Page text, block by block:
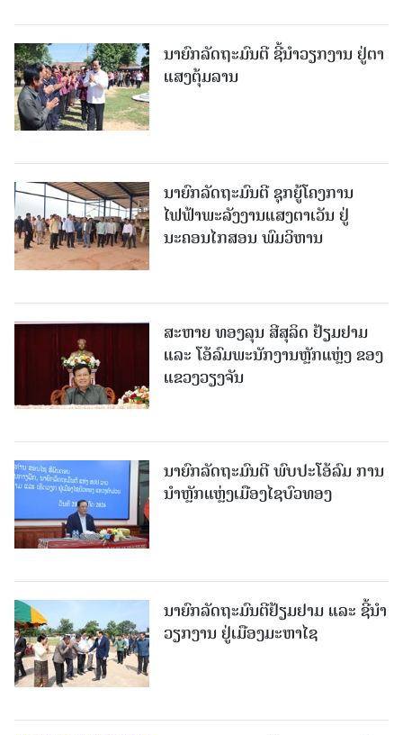
ນາຍົກລັດຖະມົນຕີ ຊີ້ນຳວຽກງານ ຢູ່ຕາ
ແສງຕຸ້ມລານ
ນາຍົກລັດຖະມົນຕີ ຊຸກຍູ້ໂຄງການ
ໄຟຟ້າພະລັງງານແສງຕາເວັນ ຢູ່
ນະຄອນໄກສອນ ພົມວິຫານ
ສະຫາຍ ທອງລຸນ ສີສຸລິດ ຢ້ຽມຢາມ
ແລະ ໂອ້ລົມພະນັກງານຫຼັກແຫຼ່ງ ຂອງ
ແຂວງວຽງຈັນ
ນາຍົກລັດຖະມົນຕີ ພົບປະໂອ້ລົມ ການ
ນຳຫຼັກແຫຼ່ງເມືອງໄຊບົວທອງ
ນາຍົກລັດຖະມົນຕີຢ້ຽມຢາມ ແລະ ຊີ້ນຳ
ວຽກງານ ຢູ່ເມືອງມະຫາໄຊ